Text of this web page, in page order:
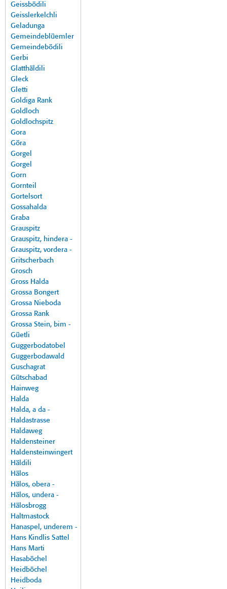
Geissbödili
Geisslerkelchli
Geladunga
Gemeindeblüemler
Gemeindebödili
Gerbi
Glatthäldili
Gleck
Gletti
Goldiga Rank
Goldloch
Goldlochspitz
Gora
Göra
Gorgel
Gorgel
Gorn
Gornteil
Gortelsort
Gossahalda
Graba
Grauspitz
Grauspitz, hindera -
Grauspitz, vordera -
Gritscherbach
Grosch
Gross Halda
Grossa Bongert
Grossa Nieboda
Grossa Rank
Grossa Stein, bim -
Güetli
Guggerbodatobel
Guggerbodawald
Guschagrat
Gütschabad
Hainweg
Halda
Halda, a da -
Haldastrasse
Haldaweg
Haldensteiner
Haldensteinwingert
Häldili
Hälos
Hälos, obera -
Hälos, undera -
Hälosbrogg
Haltmastock
Hanaspel, underem -
Hans Kindlis Sattel
Hans Marti
Hasaböchel
Heidböchel
Heidboda